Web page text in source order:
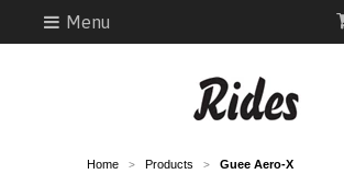
Menu
Home > Products > Guee Aero-X